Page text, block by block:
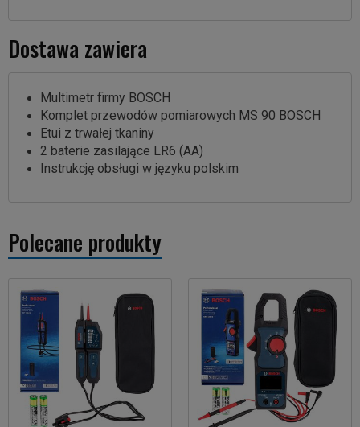
Dostawa zawiera
Multimetr firmy BOSCH
Komplet przewodów pomiarowych MS 90 BOSCH
Etui z trwałej tkaniny
2 baterie zasilające LR6 (AA)
Instrukcję obsługi w języku polskim
Polecane produkty